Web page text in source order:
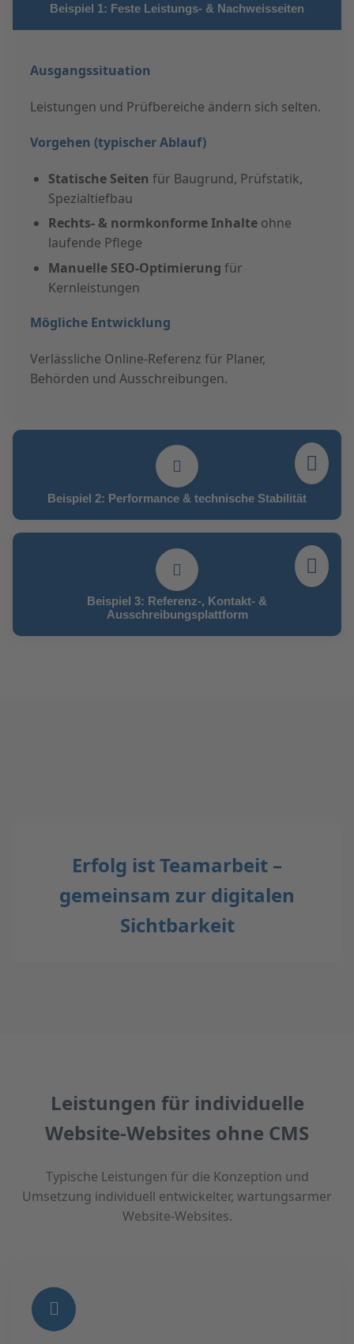
Beispiel 1: Feste Leistungs- & Nachweisseiten
Ausgangssituation
Leistungen und Prüfbereiche ändern sich selten.
Vorgehen (typischer Ablauf)
Statische Seiten für Baugrund, Prüfstatik,
Spezialtiefbau
Rechts- & normkonforme Inhalteohne
laufende Pflege
Manuelle SEO-Optimierung für
Kernleistungen
Mögliche Entwicklung
Verlässliche Online-Referenz für Planer,
Behörden und Ausschreibungen.
Beispiel 2: Performance & technische Stabilität
Beispiel 3: Referenz-, Kontakt- &
Ausschreibungsplattform
Erfolg ist Teamarbeit –
gemeinsam zur digitalen
Sichtbarkeit
Leistungen für individuelle
Website-Websites ohne CMS
Typische Leistungen für die Konzeption und
Umsetzung individuell entwickelter, wartungsarmer
Website-Websites.